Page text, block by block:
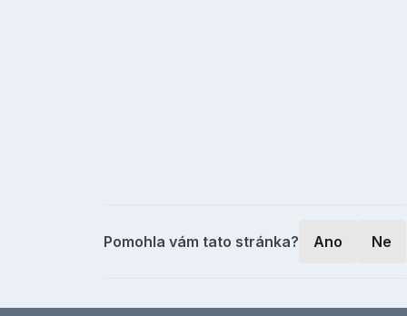
Pomohla vám tato stránka? Ano Ne